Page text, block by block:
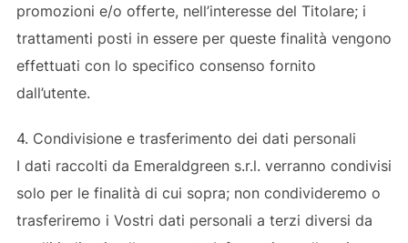
promozioni e/o offerte, nell’interesse del Titolare; i
trattamenti posti in essere per queste finalità vengono
effettuati con lo specifico consenso fornito
dall’utente.
4. Condivisione e trasferimento dei dati personali
I dati raccolti da Emeraldgreen s.r.l. verranno condivisi
solo per le finalità di cui sopra; non condivideremo o
trasferiremo i Vostri dati personali a terzi diversi da